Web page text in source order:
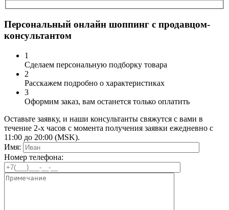
Персональный онлайн шоппинг с продавцом-
консультантом
1
Сделаем персональную подборку товара
2
Расскажем подробно о характеристиках
3
Оформим заказ, вам останется только оплатить
Оставьте заявку, и наши консультанты свяжутся с вами в
течение 2-х часов с момента получения заявки ежедневно с
11:00 до 20:00 (MSK).
Имя:
Номер телефона: